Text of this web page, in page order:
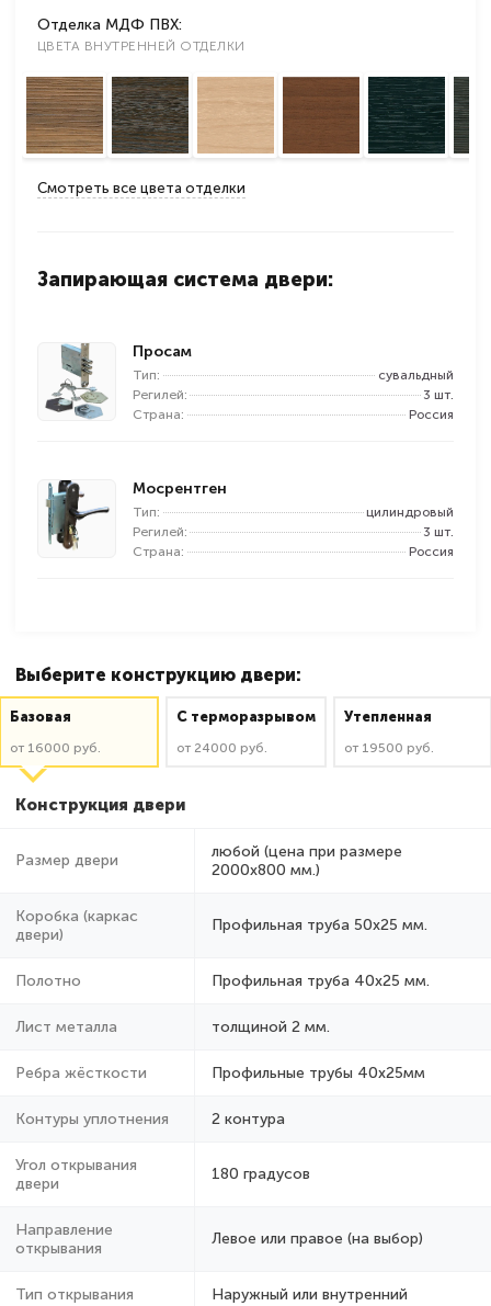
Отделка МДФ ПВХ:
ЦВЕТА ВНУТРЕННЕЙ ОТДЕЛКИ
Смотреть все цвета отделки
Запирающая система двери:
Просам
Тип:
сувальдный
Регилей:
3 шт.
Страна:
Россия
Мосрентген
Тип:
цилиндровый
Регилей:
3 шт.
Страна:
Россия
Выберите конструкцию двери:
Базовая
от 16000 руб.
C терморазрывом
от 24000 руб.
Утепленная
от 19500 руб.
Конструкция двери
Размер двери
любой (цена при размере
2000x800 мм.)
Коробка (каркас
двери)
Профильная труба 50х25 мм.
Полотно Профильная труба 40х25 мм.
Лист металла толщиной 2 мм.
Ребра жёсткости Профильные трубы 40х25мм
Контуры уплотнения 2 контура
Угол открывания
двери
180 градусов
Направление
открывания
Левое или правое (на выбор)
Тип открывания Наружный или внутренний